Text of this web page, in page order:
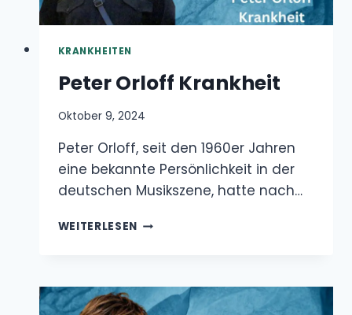
KRANKHEITEN
Oktober 9, 2024
bekannte Persönlichkeit in der deutschen
Musikszene, hatte nach…
WEITERLESEN PETER
ORLOFF